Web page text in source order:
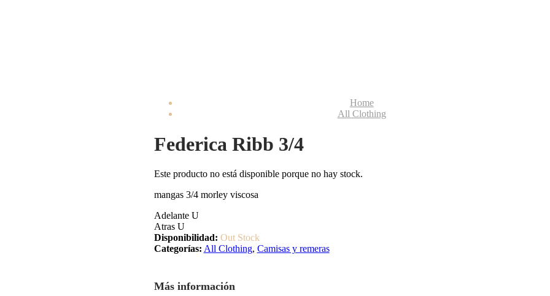
Home
All Clothing
Federica Ribb 3/4
Este producto no está disponible porque no hay stock.
mangas 3/4 morley viscosa
Adelante U
Atras U
Disponibilidad: Out Stock
Categorías: All Clothing, Camisas y remeras
Más información